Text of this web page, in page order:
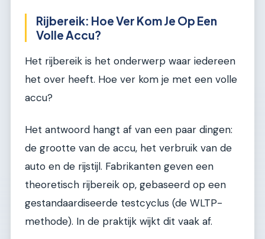
Rijbereik: Hoe Ver Kom Je Op Een
Volle Accu?
Het rijbereik is het onderwerp waar iedereen
het over heeft. Hoe ver kom je met een volle
accu?
Het antwoord hangt af van een paar dingen:
de grootte van de accu, het verbruik van de
auto en de rijstijl. Fabrikanten geven een
theoretisch rijbereik op, gebaseerd op een
gestandaardiseerde testcyclus (de WLTP-
methode). In de praktijk wijkt dit vaak af.